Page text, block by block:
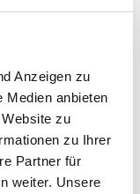
Anzeigen zu
Medien anbieten
zu
zu Ihrer
Partner für
weiter. Unsere